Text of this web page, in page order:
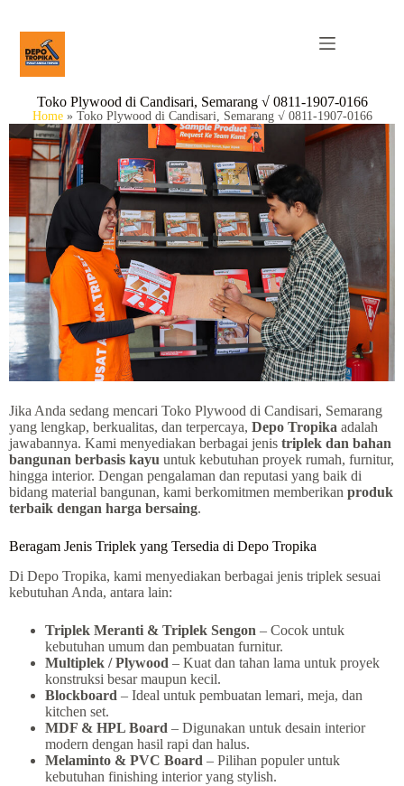
Toko Plywood di Candisari, Semarang √ 0811-1907-0166
Home» Toko Plywood di Candisari, Semarang √ 0811-1907-0166
Jika Anda sedang mencari Toko Plywood di Candisari, Semarang
yang lengkap, berkualitas, dan terpercaya, Depo Tropika adalah
jawabannya. Kami menyediakan berbagai jenis triplek dan bahan
bangunan berbasis kayu untuk kebutuhan proyek rumah, furnitur,
hingga interior. Dengan pengalaman dan reputasi yang baik di
bidang material bangunan, kami berkomitmen memberikan produk
terbaik dengan harga bersaing.
Beragam Jenis Triplek yang Tersedia di Depo Tropika
Di Depo Tropika, kami menyediakan berbagai jenis triplek sesuai
kebutuhan Anda, antara lain:
Triplek Meranti & Triplek Sengon – Cocok untuk
kebutuhan umum dan pembuatan furnitur.
Multiplek / Plywood – Kuat dan tahan lama untuk proyek
konstruksi besar maupun kecil.
Blockboard – Ideal untuk pembuatan lemari, meja, dan
kitchen set.
MDF & HPL Board – Digunakan untuk desain interior
modern dengan hasil rapi dan halus.
Melaminto & PVC Board – Pilihan populer untuk
kebutuhan finishing interior yang stylish.